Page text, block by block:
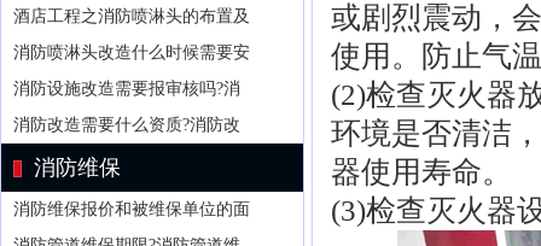
酒店工程之消防喷淋头的布置及
消防喷淋头改造什么时候需要安
消防设施改造需要报审核吗?消
消防改造需要什么资质?消防改
消防维保
消防维保报价和被维保单位的面
或剧烈震动，
使用。防止气
(2)检查灭火器
环境是否清洁
器使用寿命。
(3)检查灭火器